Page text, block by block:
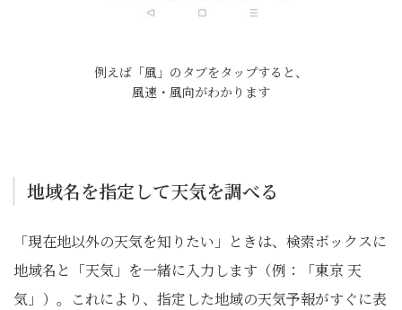
例えば「風」のタブをタップすると、
風速・風向がわかります
地域名を指定して天気を調べる
「現在地以外の天気を知りたい」ときは、検索ボックスに
地域名と「天気」を一緒に入力します（例：「東京 天
気」）。これにより、指定した地域の天気予報がすぐに表